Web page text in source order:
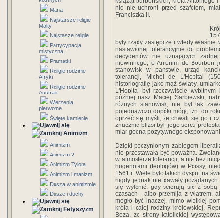
Mana
Najstarsze religie
Malty
Najstasze religie
Partycypacja
mistyczna
Pramatki
Religie rodzime
Afryki
Religie rodzime
Australii
Wierzenia
pierwotne
Święte kamienie
Animizm
Animizm
Animizm 2
Animizm Tylora
Animizm i manizm
Dusza w animizmie
Dusze i duchy
Fetyszyzm
nic nie uchroni przed szafotem,
Franciszka II.
były rządy zastępcze i wtedy
nastawionej tolerancyjnie do
decydentów nie uznających
niewinnego, o Antonim de Bourbon
stanowisk w państwie, urząd
tolerancji, Michel de L'Hopital
historiografię jako mąż światły,
L'Hopital był rzeczywiście
później nasz Maciej Sarbiewski,
różnych stanowisk, nie był tak
pojednawczo dopóki mógł, tzn. do
oprzeć się myśli, że chwali się go i
znacznie bliżsi byli jego sercu
miar godna pozytywnego
Dzięki poczynionym zabiegom
nie przestawała być poważna.
w atmosferze tolerancji, a nie bez
hugenotami (teologów) w Poissy,
1561 r. Wiele było takich dysput na
nigdy jednak nie dawały
się wyłonić, gdy ścierają się z
czasach - albo przemija z wiatrem,
mogło być inaczej, mimo wielkiej
króla i całej rodziny królewskiej.
Beza, ze strony katolickiej